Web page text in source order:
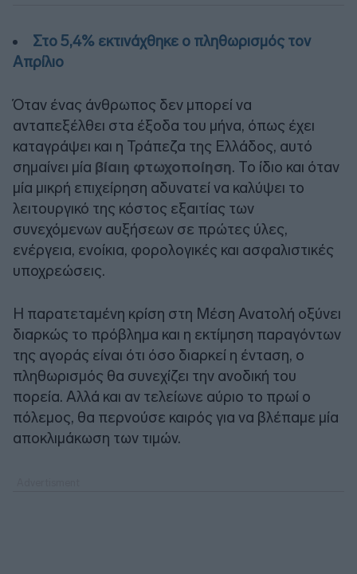
Στο 5,4% εκτινάχθηκε ο πληθωρισμός τον
Απρίλιο
Όταν ένας άνθρωπος δεν μπορεί να
ανταπεξέλθει στα έξοδα του μήνα, όπως έχει
καταγράψει και η Τράπεζα της Ελλάδος, αυτό
σημαίνει μία βίαιη φτωχοποίηση. Το ίδιο και όταν
μία μικρή επιχείρηση αδυνατεί να καλύψει το
λειτουργικό της κόστος εξαιτίας των
συνεχόμενων αυξήσεων σε πρώτες ύλες,
ενέργεια, ενοίκια, φορολογικές και ασφαλιστικές
υποχρεώσεις.
Η παρατεταμένη κρίση στη Μέση Ανατολή οξύνει
διαρκώς το πρόβλημα και η εκτίμηση παραγόντων
της αγοράς είναι ότι όσο διαρκεί η ένταση, ο
πληθωρισμός θα συνεχίζει την ανοδική του
πορεία. Αλλά και αν τελείωνε αύριο το πρωί ο
πόλεμος, θα περνούσε καιρός για να βλέπαμε μία
αποκλιμάκωση των τιμών.